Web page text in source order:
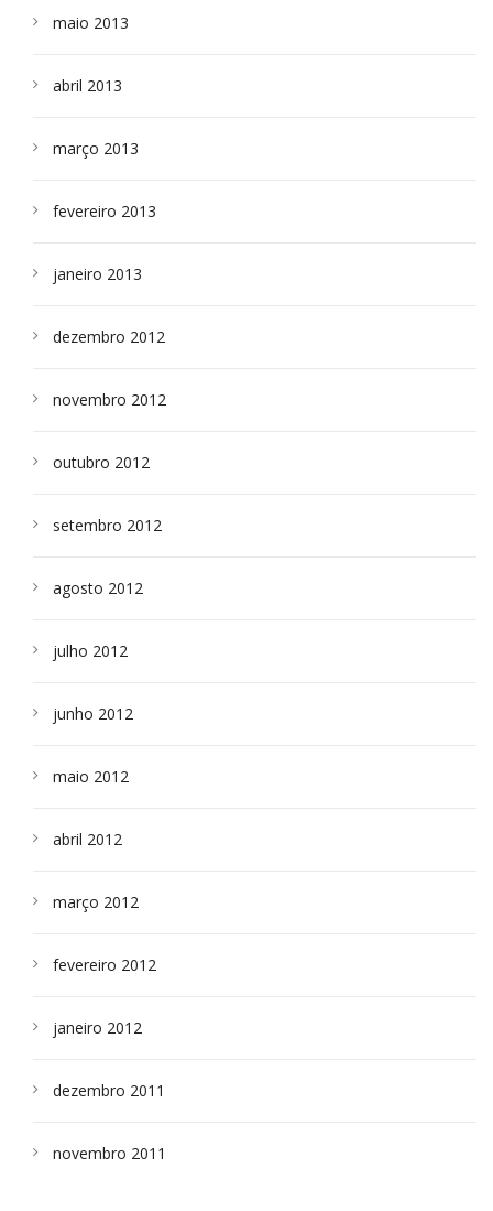
maio 2013
abril 2013
março 2013
fevereiro 2013
janeiro 2013
dezembro 2012
novembro 2012
outubro 2012
setembro 2012
agosto 2012
julho 2012
junho 2012
maio 2012
abril 2012
março 2012
fevereiro 2012
janeiro 2012
dezembro 2011
novembro 2011